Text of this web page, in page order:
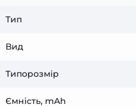
Тип
Вид
Типорозмір
Ємність, mAh